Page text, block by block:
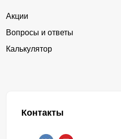
Акции
Вопросы и ответы
Калькулятор
Контакты